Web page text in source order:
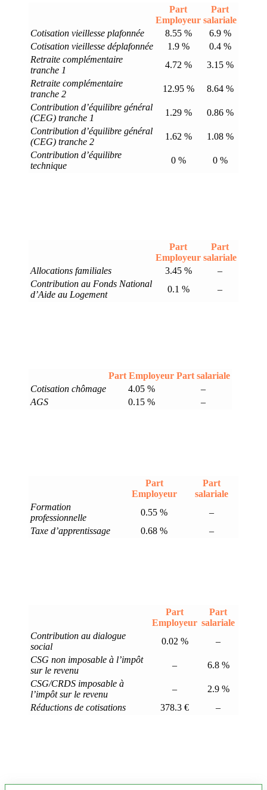
Part
Employeur
Part
salariale
Cotisation vieillesse plafonnée
8.55 %
6.9 %
Cotisation vieillesse déplafonnée
1.9 %
0.4 %
Retraite complémentaire
tranche 1
4.72 %
3.15 %
Retraite complémentaire
tranche 2
12.95 %
8.64 %
Contribution d’équilibre général
(CEG) tranche 1
1.29 %
0.86 %
Contribution d’équilibre général
(CEG) tranche 2
1.62 %
1.08 %
Contribution d’équilibre
technique
0 % 0 %
Part
Employeur
Part
salariale
Allocations familiales
3.45 %
–
Contribution au Fonds National
d’Aide au Logement
0.1 % –
Part Employeur Part salariale
Cotisation chômage
4.05 %
–
AGS
0.15 % –
Part
Employeur
Part
salariale
Formation
professionnelle
0.55 %
–
Taxe d’apprentissage
0.68 % –
Part
Employeur
Part
salariale
Contribution au dialogue
social
0.02 %
–
CSG non imposable à l’impôt
sur le revenu
–
6.8 %
CSG/CRDS imposable à
l’impôt sur le revenu
–
2.9 %
Réductions de cotisations
378.3 € –